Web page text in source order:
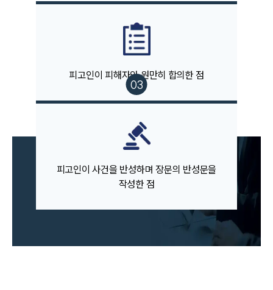
사례분석/최신동향
법률정보
법률지식인
업무분야
음주교통사고대응부 업무
전체
구성원 소개
음주운전·교통사고전문변호사추천
소식/자료
피고인이 피해자와 원만히 합의한 점
피고인이 사건을 반성하며 장문의 반성문을
작성한 점